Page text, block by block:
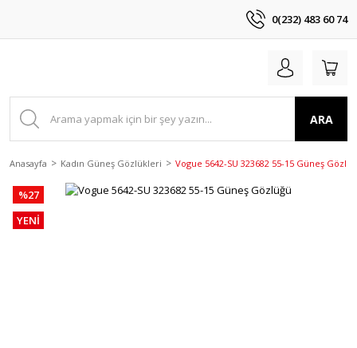
0(232) 483 60 74
ARA
Anasayfa Kadın Güneş Gözlükleri Vogue 5642-SU 323682 55-15 Güneş
%27
YENİ